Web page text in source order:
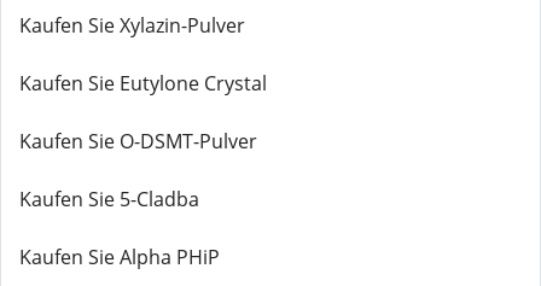
Kaufen Sie Xylazin-Pulver
Kaufen Sie Eutylone Crystal
Kaufen Sie O-DSMT-Pulver
Kaufen Sie 5-Cladba
Kaufen Sie Alpha PHiP